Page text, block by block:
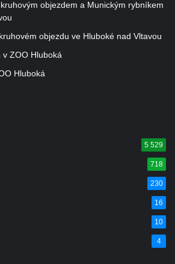
Palackého na
paláci v Palackého ulici v
Smetany na domě
nábřeží v Praze
Knittla na domě čp.
objezdem a Munickým rybníkem
objezdu ve Hluboké nad Vltavou
v ZOO Hluboká
Hluboká
5 529
718
230
16
10
4